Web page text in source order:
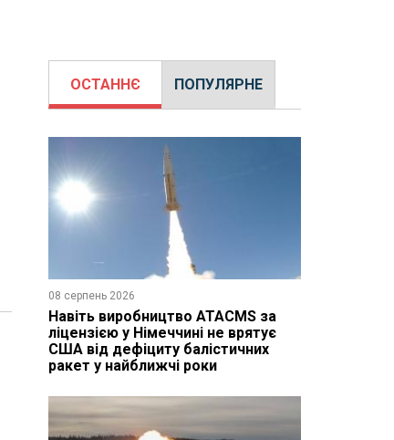
ОСТАННЄ ПОПУЛЯРНЕ
08 серпень 2026
Навіть виробництво ATACMS за
ліцензією у Німеччині не врятує
США від дефіциту балістичних
ракет у найближчі роки